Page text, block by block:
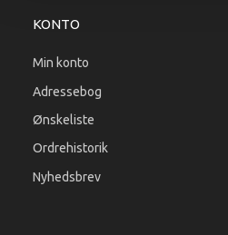
KONTO
Min konto
Adressebog
Ønskeliste
Ordrehistorik
Nyhedsbrev